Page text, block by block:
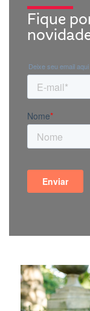
Fique